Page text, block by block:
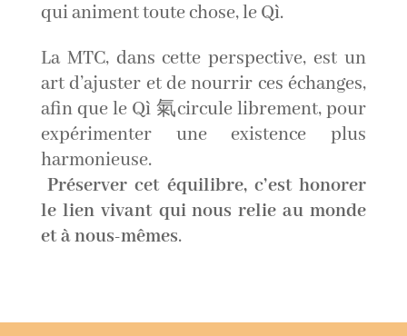
qui animent toute chose, le Qì.
La MTC, dans cette perspective, est un
art d’ajuster et de nourrir ces échanges,
afin que le Qì 氣circule librement, pour
expérimenter une existence plus
harmonieuse.
Préserver cet équilibre, c’est honorer
le lien vivant qui nous relie au monde
et à nous-mêmes.